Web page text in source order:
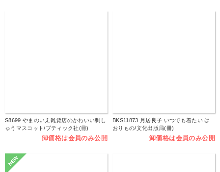
S8699 やまのいえ雑貨店のかわいい刺し
ゅうマスコット/ブティック社(冊)
卸価格は会員のみ公開
BKS11873 月居良子 いつでも着たい は
おりもの/文化出版局(冊)
卸価格は会員のみ公開
NEW